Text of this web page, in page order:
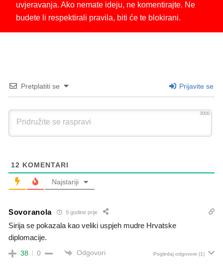
uvjeravanja. Ako nemate ideju, ne komentirajte. Ne
budete li respektirali pravila, biti će te blokirani.
Pretplatiti se Prijavite se
3000
12 KOMENTARI
Najstariji
Sovoranola 9 godine prije
Sirija se pokazala kao veliki uspjeh mudre Hrvatske
diplomacije.
38 0 Odgovori Pogledaj odgovore (1)